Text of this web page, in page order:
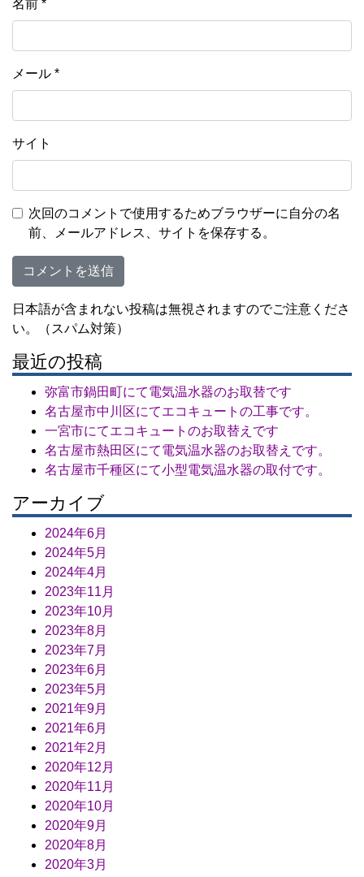
名前 *
メール *
サイト
次回のコメントで使用するためブラウザーに自分の名
前、メールアドレス、サイトを保存する。
日本語が含まれない投稿は無視されますのでご注意くださ
い。（スパム対策）
最近の投稿
弥富市鍋田町にて電気温水器のお取替です
名古屋市中川区にてエコキュートの工事です。
一宮市にてエコキュートのお取替えです
名古屋市熱田区にて電気温水器のお取替えです。
名古屋市千種区にて小型電気温水器の取付です。
アーカイブ
2024年6月
2024年5月
2024年4月
2023年11月
2023年10月
2023年8月
2023年7月
2023年6月
2023年5月
2021年9月
2021年6月
2021年2月
2020年12月
2020年11月
2020年10月
2020年9月
2020年8月
2020年3月